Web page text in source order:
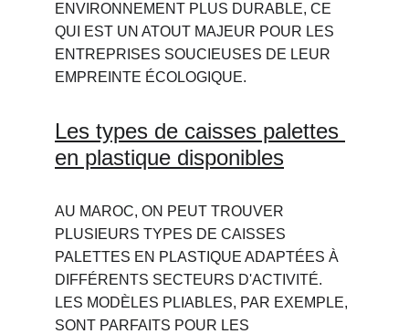
ENVIRONNEMENT PLUS DURABLE, CE
QUI EST UN ATOUT MAJEUR POUR LES
ENTREPRISES SOUCIEUSES DE LEUR
EMPREINTE ÉCOLOGIQUE.
Les types de caisses palettes
en plastique disponibles
AU MAROC, ON PEUT TROUVER
PLUSIEURS TYPES DE CAISSES
PALETTES EN PLASTIQUE ADAPTÉES À
DIFFÉRENTS SECTEURS D'ACTIVITÉ.
LES MODÈLES PLIABLES, PAR EXEMPLE,
SONT PARFAITS POUR LES